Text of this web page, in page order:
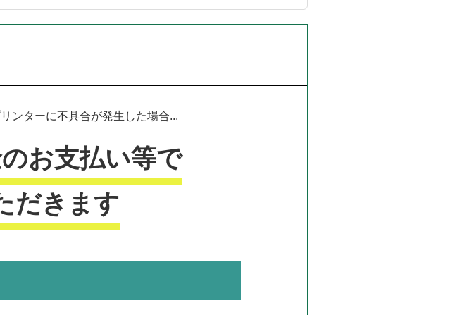
ンターに不具合が発生した場合...
お支払い等で
だきます